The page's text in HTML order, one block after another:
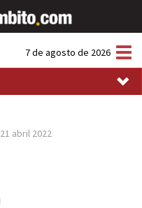
7 de agosto de 2026
21 abril 2022